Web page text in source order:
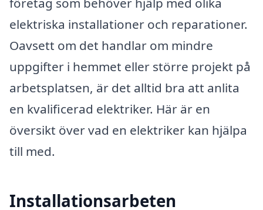
elektriska installationer och reparationer.
Oavsett om det handlar om mindre
uppgifter i hemmet eller större projekt på
arbetsplatsen, är det alltid bra att anlita
en kvalificerad elektriker. Här är en
översikt över vad en elektriker kan hjälpa
till med.
Installationsarbeten